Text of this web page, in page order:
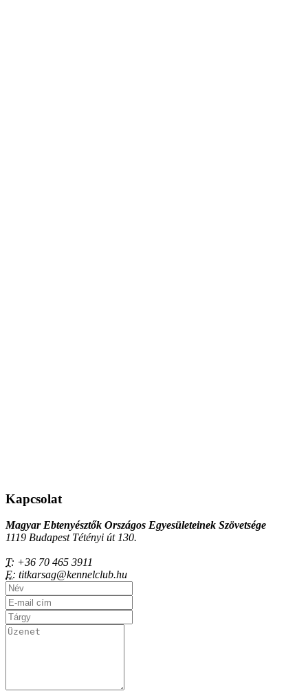
Kapcsolat
Magyar Ebtenyésztők Országos Egyesületeinek Szövetsége
1119 Budapest Tétényi út 130.
T: +36 70 465 3911
E: titkarsag@kennelclub.hu